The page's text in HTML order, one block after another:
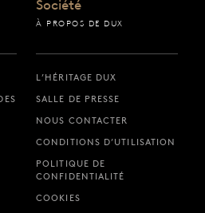
Société
À PROPOS DE DUX
L’HÉRITAGE DUX
SALLE DE PRESSE
NOUS CONTACTER
CONDITIONS D’UTILISATION
POLITIQUE DE
CONFIDENTIALITÉ
COOKIES